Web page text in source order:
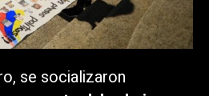
se socializaron